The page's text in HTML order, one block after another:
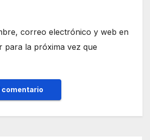
correo electrónico y web en
para la próxima vez que